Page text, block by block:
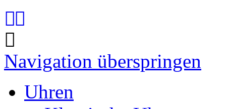
Navigation überspringen
Uhren